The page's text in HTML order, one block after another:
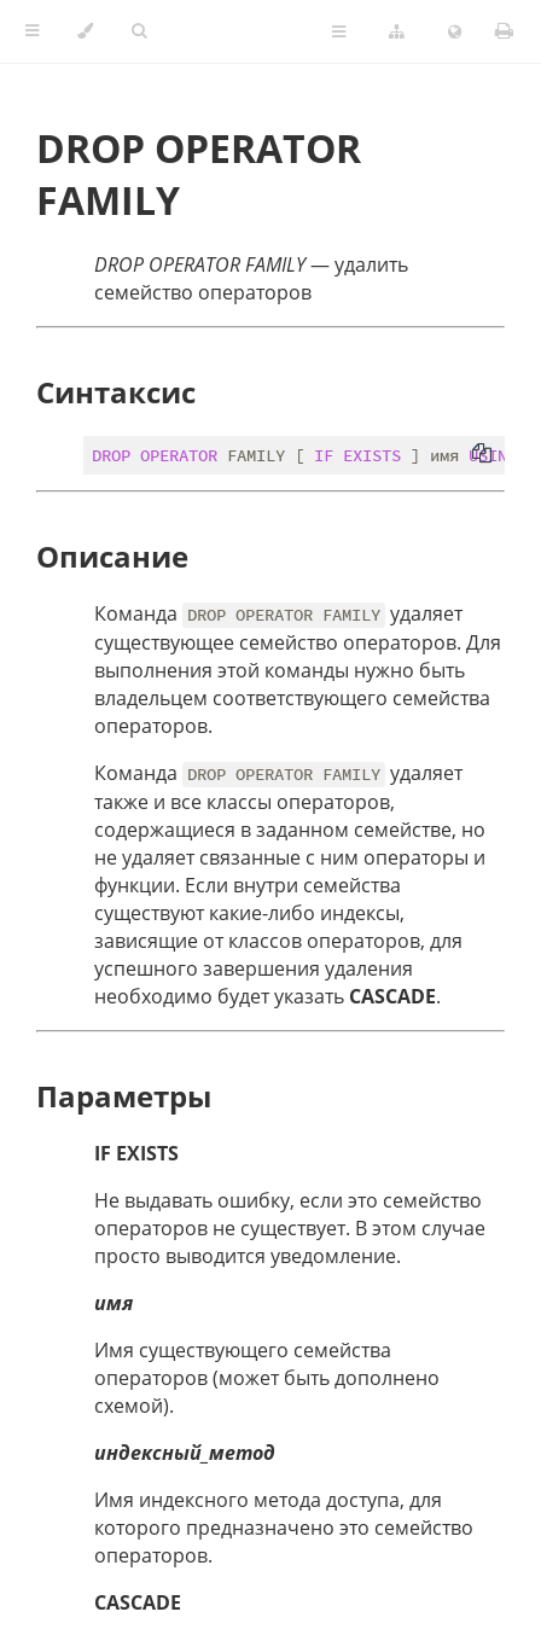
DROP OPERATOR
FAMILY
DROP OPERATOR FAMILY— удалить
семейство операторов
Синтаксис
DROP OPERATOR FAMILY [ IF EXISTS ] имя USING
Описание
Команда DROP OPERATOR FAMILY удаляет
существующее семейство операторов. Для
выполнения этой команды нужно быть
владельцем соответствующего семейства
операторов.
Команда DROP OPERATOR FAMILY удаляет
также и все классы операторов,
содержащиеся в заданном семействе, но
не удаляет связанные с ним операторы и
функции. Если внутри семейства
существуют какие-либо индексы,
зависящие от классов операторов, для
успешного завершения удаления
необходимо будет указать CASCADE.
Параметры
IF EXISTS
Не выдавать ошибку, если это семейство
операторов не существует. В этом случае
просто выводится уведомление.
имя
Имя существующего семейства
операторов (может быть дополнено
схемой).
индексный_метод
Имя индексного метода доступа, для
которого предназначено это семейство
операторов.
CASCADE